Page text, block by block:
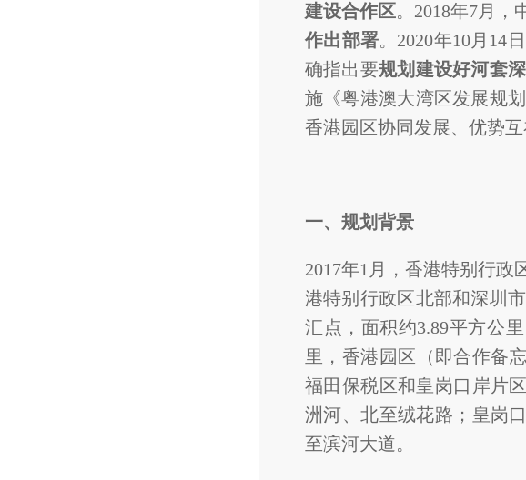
建设合作区。2018年7月，
作出部署。2020年10月14
确指出要规划建设好河套
施《粤港澳大湾区发展规
香港园区协同发展、优势
一、规划背景
2017年1月，香港特别行
港特别行政区北部和深圳
汇点，面积约3.89平方公
里，香港园区（即合作备
福田保税区和皇岗口岸片
洲河、北至绒花路；皇岗
至滨河大道。